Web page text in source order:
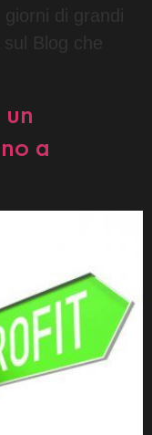
di grandi
Blog che
a